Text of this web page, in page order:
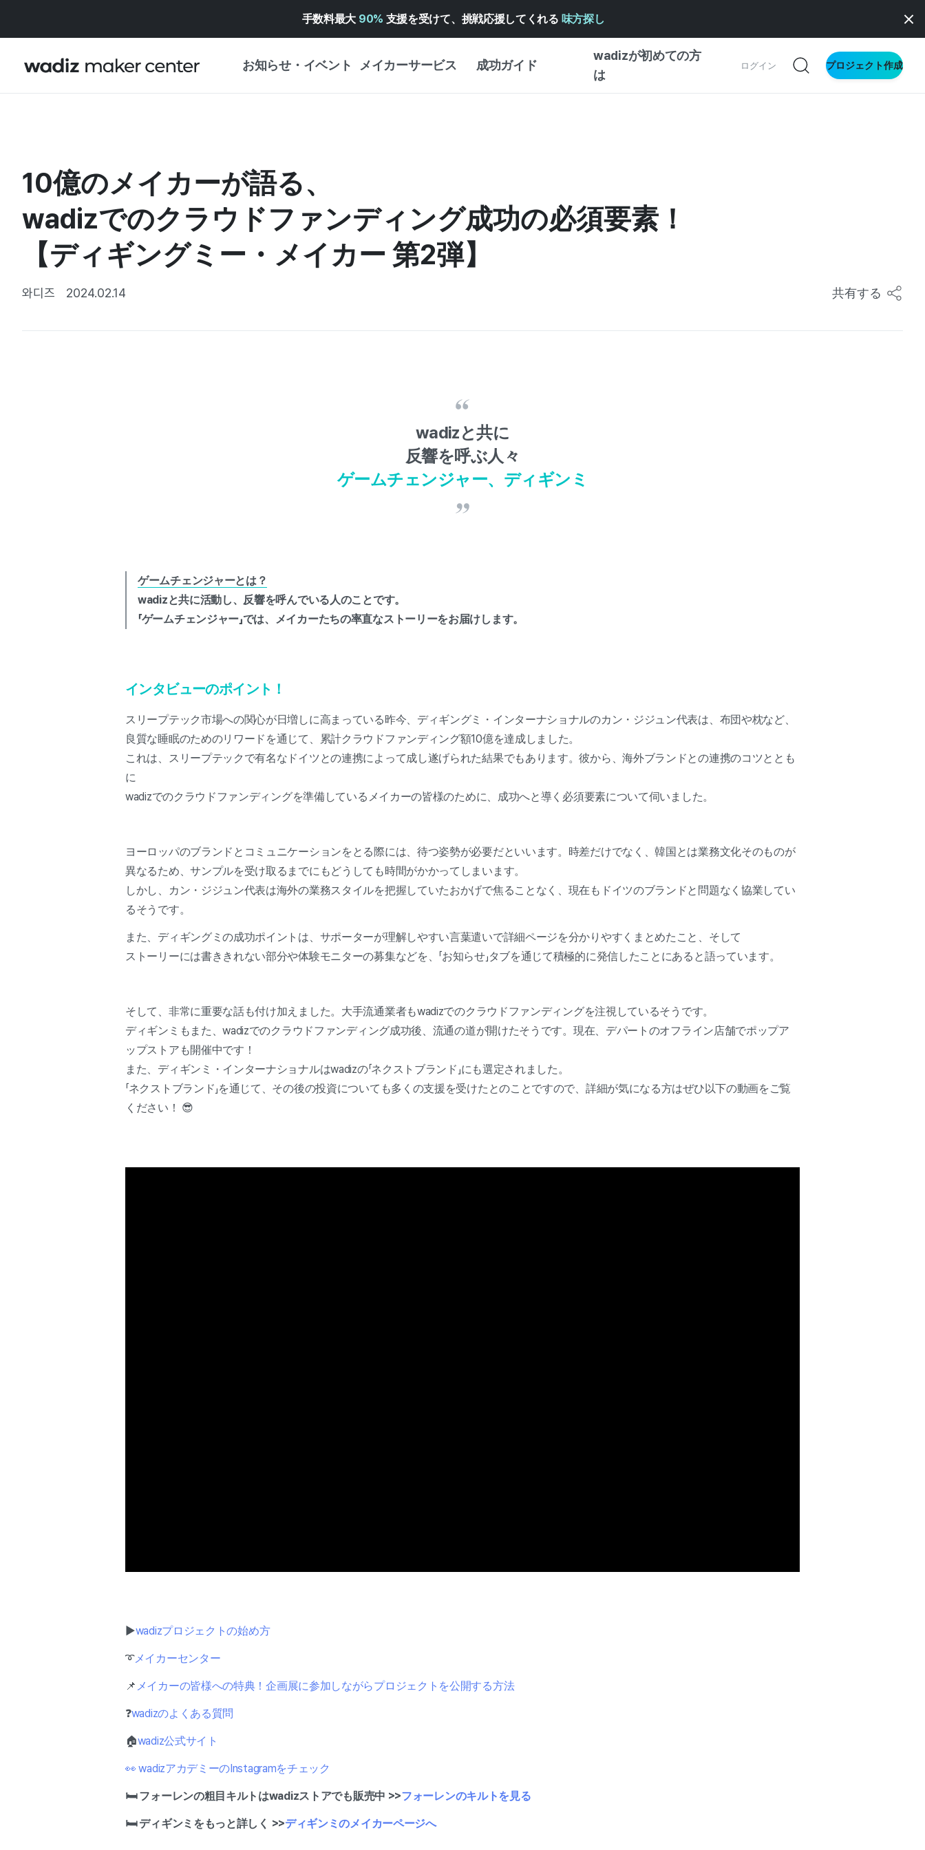
手数料最大 90% 支援を受けて、挑戦応援してくれる 味方探し
お知らせ・イベント メイカーサービス 成功ガイド
wadizが初めての方
は
ログイン プロジェクト作成
マイワディズ
重要なお知らせ
プレスリリース
企画展カレンダー
セキュリティセンター
FOR GLOBAL MAKER
英語ガイド
中国語ガイド
ビジネス向け
クラウドファンディング
10億のメイカーが語る、
wadizでのクラウドファンディング成功の必須要素！
【ディギングミー・メイカー 第2弾】
와디즈 2024.02.14 共有する
wadizと共に
反響を呼ぶ人々
ゲームチェンジャー、ディギンミ
ゲームチェンジャーとは？
wadizと共に活動し、反響を呼んでいる人のことです。
「ゲームチェンジャー」では、メイカーたちの率直なストーリーをお届けします。
インタビューのポイント！
スリープテック市場への関心が日増しに高まっている昨今、ディギングミ・インターナショナルのカン・ジジュン代表は、布団や枕など、
良質な睡眠のためのリワードを通じて、累計クラウドファンディング額10億を達成しました。
これは、スリープテックで有名なドイツとの連携によって成し遂げられた結果でもあります。彼から、海外ブランドとの連携のコツととも
に
wadizでのクラウドファンディングを準備しているメイカーの皆様のために、成功へと導く必須要素について伺いました。
ヨーロッパのブランドとコミュニケーションをとる際には、待つ姿勢が必要だといいます。時差だけでなく、韓国とは業務文化そのものが
異なるため、サンプルを受け取るまでにもどうしても時間がかかってしまいます。
しかし、カン・ジジュン代表は海外の業務スタイルを把握していたおかげで焦ることなく、現在もドイツのブランドと問題なく協業してい
るそうです。
また、ディギングミの成功ポイントは、サポーターが理解しやすい言葉遣いで詳細ページを分かりやすくまとめたこと、そして
ストーリーには書ききれない部分や体験モニターの募集などを、「お知らせ」タブを通じて積極的に発信したことにあると語っています。
そして、非常に重要な話も付け加えました。大手流通業者もwadizでのクラウドファンディングを注視しているそうです。
ディギンミもまた、wadizでのクラウドファンディング成功後、流通の道が開けたそうです。現在、デパートのオフライン店舗でポップア
ップストアも開催中です！
また、ディギンミ・インターナショナルはwadizの「ネクストブランド」にも選定されました。
「ネクストブランド」を通じて、その後の投資についても多くの支援を受けたとのことですので、詳細が気になる方はぜひ以下の動画をご覧
ください！ 😎
▶wadizプロジェクトの始め方
➰メイカーセンター
📌 メイカーの皆様への特典！企画展に参加しながらプロジェクトを公開する方法
❓wadizのよくある質問
🏠wadiz公式サイト
👀 wadizアカデミーのInstagramをチェック
🛏 フォーレンの粗目キルトはwadizストアでも販売中 >>フォーレンのキルトを見る
🛏 ディギンミ をもっと詳しく >>ディギンミのメイカーページへ